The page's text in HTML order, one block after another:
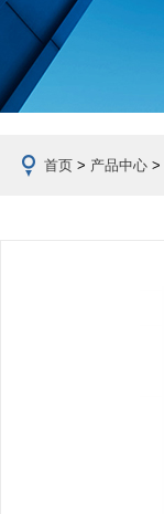
首页 > 产品中心 >